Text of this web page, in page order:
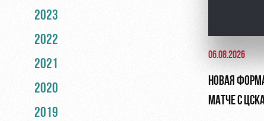
2023
2022
2021
2020
2019
06.08.2026
НОВАЯ
МАТЧЕ С